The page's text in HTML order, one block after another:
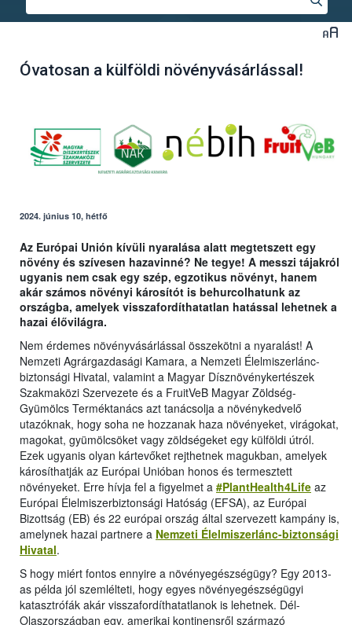
Óvatosan a külföldi növényvásárlással!
2024. június 10, hétfő
Az Európai Unión kívüli nyaralása alatt megtetszett egy
növény és szívesen hazavinné? Ne tegye! A messzi tájakról
ugyanis nem csak egy szép, egzotikus növényt, hanem
akár számos növényi károsítót is behurcolhatunk az
országba, amelyek visszafordíthatatlan hatással lehetnek a
hazai élővilágra.
Nem érdemes növényvásárlással összekötni a nyaralást! A
Nemzeti Agrárgazdasági Kamara, a Nemzeti Élelmiszerlánc-
biztonsági Hivatal, valamint a Magyar Dísznövénykertészek
Szakmaközi Szervezete és a FruitVeB Magyar Zöldség-
Gyümölcs Terméktanács azt tanácsolja a növénykedvelő
utazóknak, hogy soha ne hozzanak haza növényeket, virágokat,
magokat, gyümölcsöket vagy zöldségeket egy külföldi útról.
Ezek ugyanis olyan kártevőket rejthetnek magukban, amelyek
károsíthatják az Európai Unióban honos és termesztett
növényeket. Erre hívja fel a figyelmet a #PlantHealth4Life az
Európai Élelmiszerbiztonsági Hatóság (EFSA), az Európai
Bizottság (EB) és 22 európai ország által szervezett kampány is,
amelynek hazai partnere a Nemzeti Élelmiszerlánc-biztonsági
Hivatal.
S hogy miért fontos ennyire a növényegészségügy? Egy 2013-
as példa jól szemlélteti, hogy egyes növényegészségügyi
katasztrófák akár visszafordíthatatlanok is lehetnek. Dél-
Olaszországban egy, amerikai kontinensről származó